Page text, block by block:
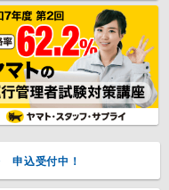
申込受付中！